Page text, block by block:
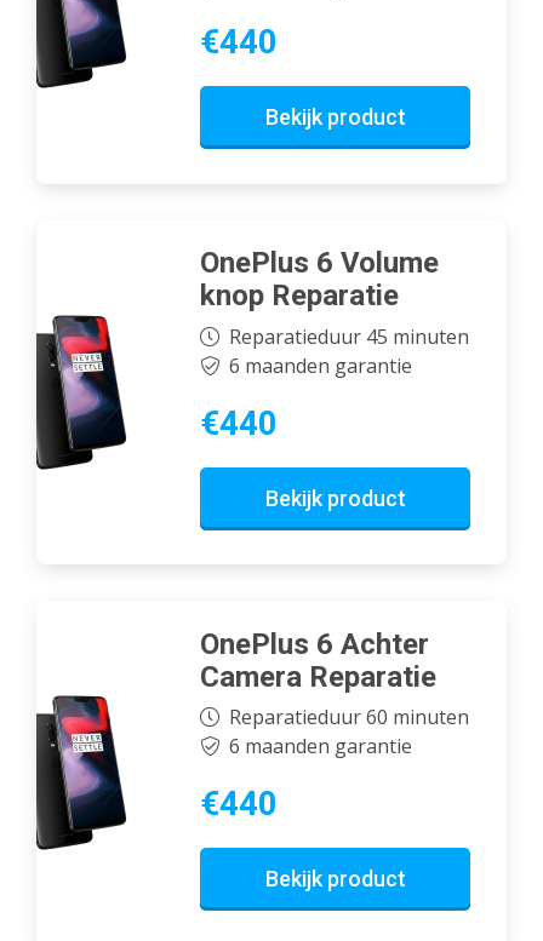
€440
Bekijk product
OnePlus 6 Volume
knop Reparatie
Reparatieduur 45 minuten
6 maanden garantie
€440
Bekijk product
OnePlus 6 Achter
Camera Reparatie
Reparatieduur 60 minuten
6 maanden garantie
€440
Bekijk product